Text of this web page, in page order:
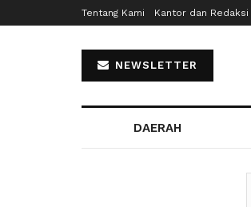
Tentang Kami Kantor dan Redaksi
NEWSLETTER
DAERAH